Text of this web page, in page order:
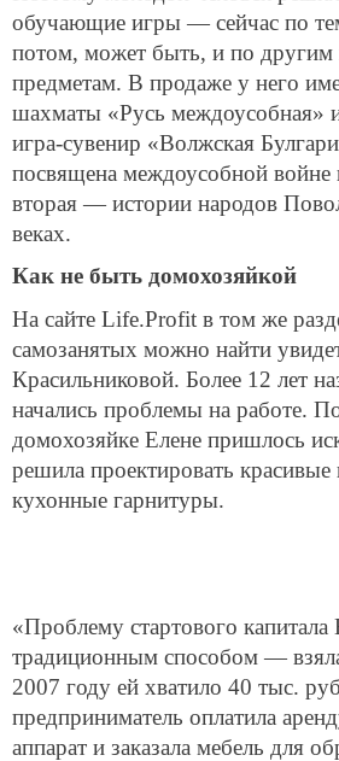
обучающие игры — сейчас по
потом, может быть, и по
предметам. В продаже у него
шахматы «Русь междоусобная»
игра-сувенир «Волжская
посвящена междоусобной войне
вторая — истории народов
веках.
Как не быть домохозяйкой
На сайте Life.Profit в том же
самозанятых можно найти
Красильниковой. Более 12 лет
начались проблемы на работе.
домохозяйке Елене пришлось
решила проектировать
кухонные гарнитуры.
«Проблему стартового капитала
традиционным способом —
2007 году ей хватило 40 тыс.
предприниматель оплатила
аппарат и заказала мебель для